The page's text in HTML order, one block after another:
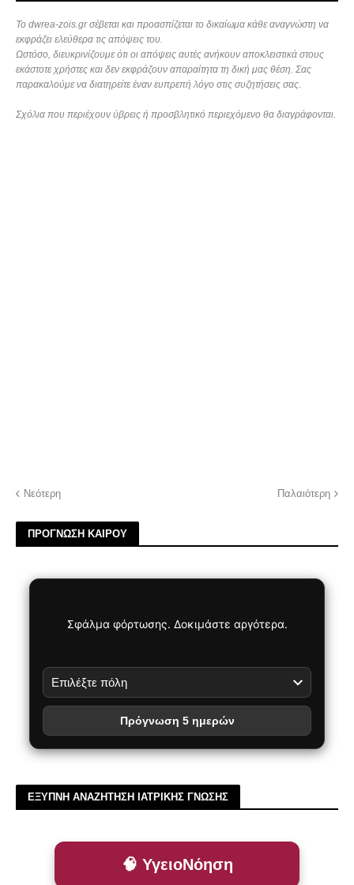
Το dwrea-zois.gr σέβεται και προασπίζεται το δικαίωμα κάθε αναγνώστη να
εκφράζει ελεύθερα τις απόψεις του.
Ωστόσο, διευκρινίζουμε ότι οι απόψεις αυτές ανήκουν αποκλειστικά στους
εκάστοτε χρήστες και δεν εκφράζουν απαραίτητα τη δική μας θέση. Σας
παρακαλούμε να διατηρείτε έναν ευπρεπή λόγο στις συζητήσεις σας.
Σχόλια που περιέχουν ύβρεις ή προσβλητικό περιεχόμενο θα διαγράφονται.
Νεότερη Παλαιότερη
ΠΡΟΓΝΩΣΗ ΚΑΙΡΟΥ
Σφάλμα φόρτωσης. Δοκιμάστε αργότερα.
Πρόγνωση 5 ημερών
ΕΞΥΠΝΗ ΑΝΑΖΗΤΗΣΗ ΙΑΤΡΙΚΗΣ ΓΝΩΣΗΣ
🧠 ΥγειοΝόηση